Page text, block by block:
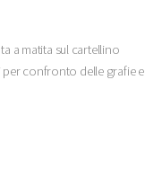
a matita sul cartellino
per confronto delle grafie e